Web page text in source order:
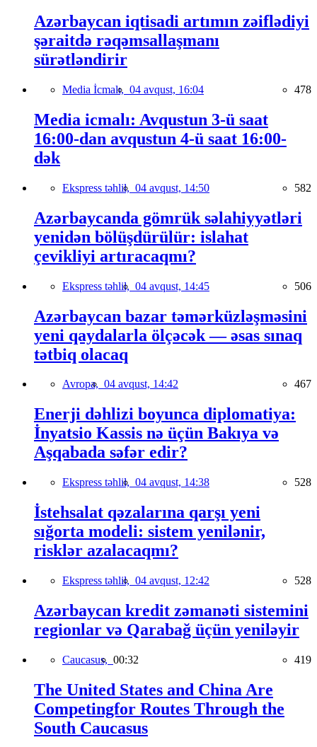
Azərbaycan iqtisadi artımın zəiflədiyi
şəraitdə rəqəmsallaşmanı
sürətləndirir
Media İcmalı, 04 avqust, 16:04 478
Media icmalı: Avqustun 3-ü saat
16:00-dan avqustun 4-ü saat 16:00-
dək
Ekspress təhlil, 04 avqust, 14:50 582
Azərbaycanda gömrük səlahiyyətləri
yenidən bölüşdürülür: islahat
çevikliyi artıracaqmı?
Ekspress təhlil, 04 avqust, 14:45 506
Azərbaycan bazar təmərküzləşməsini
yeni qaydalarla ölçəcək — əsas sınaq
tətbiq olacaq
Avropa, 04 avqust, 14:42 467
Enerji dəhlizi boyunca diplomatiya:
İnyatsio Kassis nə üçün Bakıya və
Aşqabada səfər edir?
Ekspress təhlil, 04 avqust, 14:38 528
İstehsalat qəzalarına qarşı yeni
sığorta modeli: sistem yenilənir,
risklər azalacaqmı?
Ekspress təhlil, 04 avqust, 12:42 528
Azərbaycan kredit zəmanəti sistemini
regionlar və Qarabağ üçün yeniləyir
Caucasus, 00:32 419
The United States and China Are
Competingfor Routes Through the
South Caucasus